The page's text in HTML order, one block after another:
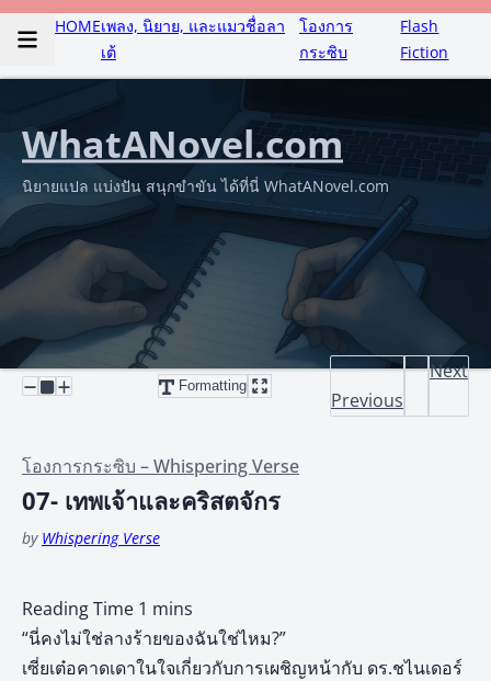
HOMEเพลง, นิยาย, และแมวชื่อลา
เต้
โองการ
กระซิบ
Flash
Fiction
WhatANovel.com
นิยายแปล แบ่งปัน สนุกขำขัน ได้ที่นี่ WhatANovel.com
Formatting
Previous
Next
โองการกระซิบ – Whispering Verse
07- เทพเจ้าและคริสตจักร
by Whispering Verse
“นี่คงไม่ใช่ลางร้ายของฉันใช่ไหม?”
เซี่ยเต๋อคาดเดาในใจเกี่ยวกับการเผชิญหน้ากับ ดร.ชไนเดอร์